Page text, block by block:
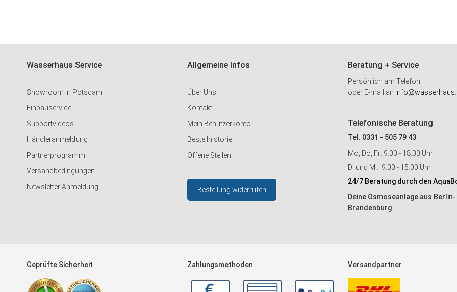
Wasserhaus Service
Showroom in Potsdam
Einbauservice
Supportvideos
Händleranmeldung
Partnerprogramm
Versandbedingungen
Newsletter Anmeldung
Allgemeine Infos
Über Uns
Kontakt
Mein Benutzerkonto
Bestellhistorie
Offene Stellen
Bestellung widerrufen
Beratung + Service
Persönlich am Telefon
oder E-mail an
Telefonische Beratung
Tel. 0331 - 505 79 43
Mo, Do, Fr: 9:00 - 18:00 Uhr
Di und Mi: 9:00 - 15:00 Uhr
24/7 Beratung durch den
Deine Osmoseanlage aus Berlin-
Brandenburg
Geprüfte Sicherheit Zahlungsmethoden Versandpartner